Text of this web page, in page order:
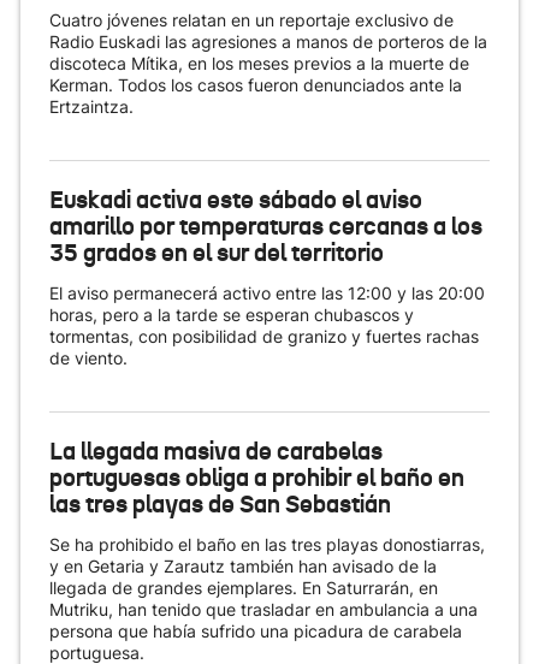
Cuatro jóvenes relatan en un reportaje exclusivo de
Radio Euskadi las agresiones a manos de porteros de la
discoteca Mítika, en los meses previos a la muerte de
Kerman. Todos los casos fueron denunciados ante la
Ertzaintza.
Euskadi activa este sábado el aviso
amarillo por temperaturas cercanas a los
35 grados en el sur del territorio
El aviso permanecerá activo entre las 12:00 y las 20:00
horas, pero a la tarde se esperan chubascos y
tormentas, con posibilidad de granizo y fuertes rachas
de viento.
La llegada masiva de carabelas
portuguesas obliga a prohibir el baño en
las tres playas de San Sebastián
Se ha prohibido el baño en las tres playas donostiarras,
y en Getaria y Zarautz también han avisado de la
llegada de grandes ejemplares. En Saturrarán, en
Mutriku, han tenido que trasladar en ambulancia a una
persona que había sufrido una picadura de carabela
portuguesa.